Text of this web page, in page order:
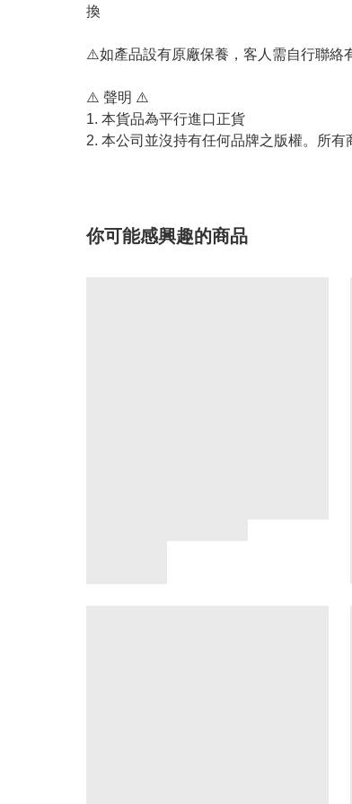
換
⚠️如產品設有原廠保養，客人需自行聯絡
⚠️ 聲明 ⚠️
1. 本貨品為平行進口正貨
2. 本公司並沒持有任何品牌之版權。所
你可能感興趣的商品